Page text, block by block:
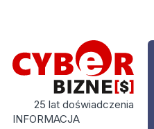
25 lat doświadczenia
INFORMACJA